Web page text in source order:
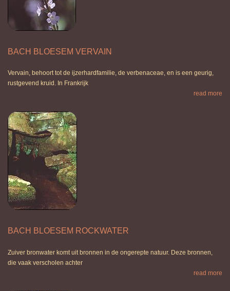
BACH BLOESEM VERVAIN
Vervain, behoort tot de ijzerhardfamilie, de verbenaceae, en is een geurig,
rustgevend kruid. In Frankrijk
read more
BACH BLOESEM ROCKWATER
Zuiver bronwater komt uit bronnen in de ongerepte natuur. Deze bronnen,
die vaak verscholen achter
read more